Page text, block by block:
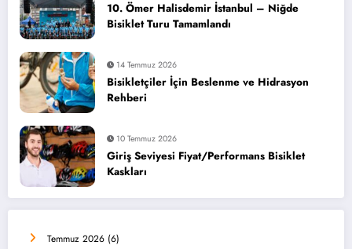
10. Ömer Halisdemir İstanbul – Niğde
Bisiklet Turu Tamamlandı
14 Temmuz 2026
Bisikletçiler İçin Beslenme ve Hidrasyon
Rehberi
10 Temmuz 2026
Giriş Seviyesi Fiyat/Performans Bisiklet
Kaskları
Temmuz 2026 (6)